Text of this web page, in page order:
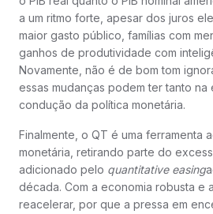
a um ritmo forte, apesar dos juros
maior gasto público, famílias com
ganhos de produtividade com
Novamente, não é de bom tom
essas mudanças podem ter tanto na
condução da política monetária.
Finalmente, o QT é uma ferramenta
monetária, retirando parte do
adicionado pelo quantitative easing
década. Com a economia robusta e
reacelerar, por que a pressa em